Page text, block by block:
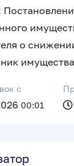
о
c
00:01